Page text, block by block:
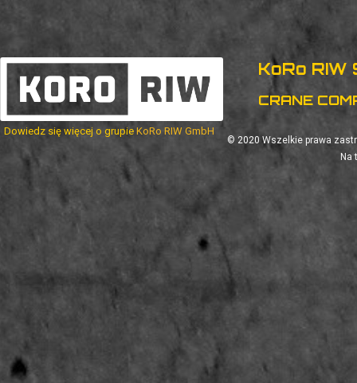
Dowiedz się więcej o grupie KoRo RIW GmbH
KoRo RIW
CRANE
© 2020 Wszelkie prawa
Na